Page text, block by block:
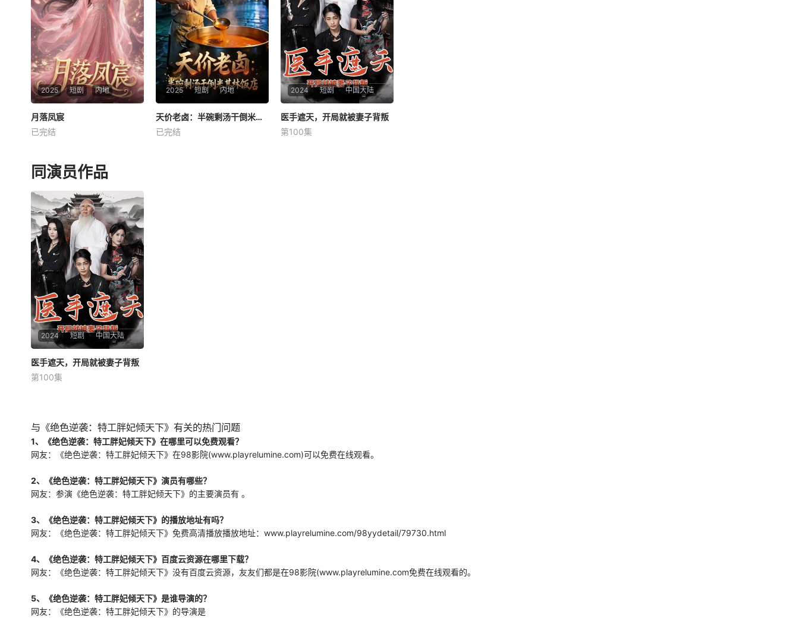
稳定的工作、新买的房子，还
有一双儿女。然而一个突如其
来的消息不
共同编排的鬼魂表演引起巨大
的轰动，整个团队都热情高
涨。但是予丽从不
2025 短剧 内地
月落凤宸
未知
月落凤宸
已完结
2025 短剧 内地
天价老卤：半碗剩汤干倒米其林饭店
未知
天价老卤：半碗剩汤干倒米其林饭店
已完结
2024 短剧 中国大陆
医手遮天，开局就被妻子背叛
未知
医手遮天，开局就被妻子背叛
第100集
同演员作品
2024 短剧 中国大陆
医手遮天，开局就被妻子背叛
未知
承，打脸欺辱过他的人，并将
医术发扬光大，终成一代神
医。
医手遮天，开局就被妻子背叛
第100集
与《绝色逆袭：特工胖妃倾天下》有关的热门问题
1、《绝色逆袭：特工胖妃倾天下》在哪里可以免费观看？
网友：《绝色逆袭：特工胖妃倾天下》在98影院(www.playrelumine.com)可以免费在线观看。
2、《绝色逆袭：特工胖妃倾天下》演员有哪些？
网友：参演《绝色逆袭：特工胖妃倾天下》的主要演员有 。
3、《绝色逆袭：特工胖妃倾天下》的播放地址有吗？
网友：《绝色逆袭：特工胖妃倾天下》免费高清播放播放地址：www.playrelumine.com/98yydetail/79730.html
4、《绝色逆袭：特工胖妃倾天下》百度云资源在哪里下载？
网友：《绝色逆袭：特工胖妃倾天下》没有百度云资源，友友们都是在98影院(www.playrelumine.com免费在线观看的。
5、《绝色逆袭：特工胖妃倾天下》是谁导演的？
网友：《绝色逆袭：特工胖妃倾天下》的导演是